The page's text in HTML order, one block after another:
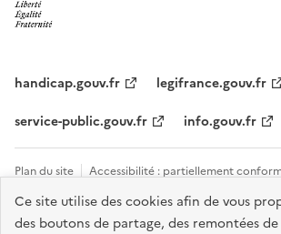
Ce site utilise des cookies afin de vous
des boutons de partage, des remontées
handicap.gouv.fr
legifrance.gouv.fr
service-public.gouv.fr
info.gouv.fr
Plan du site Accessibilité : partiellement
Données personnelles et cookies
Tous les